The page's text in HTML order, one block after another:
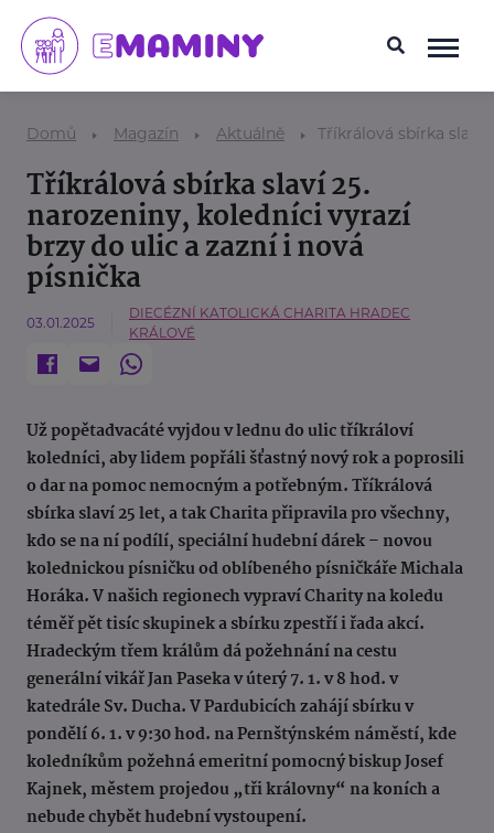
Domů Magazín Aktuálně Tříkrálová sbírka slaví
Tříkrálová sbírka slaví 25.
narozeniny, koledníci vyrazí
brzy do ulic a zazní i nová
písnička
03.01.2025
DIECÉZNÍ KATOLICKÁ CHARITA HRADEC
KRÁLOVÉ
Už popětadvacáté vyjdou v lednu do ulic tříkráloví
koledníci, aby lidem popřáli šťastný nový rok a poprosili
o dar na pomoc nemocným a potřebným. Tříkrálová
sbírka slaví 25 let, a tak Charita připravila pro všechny,
kdo se na ní podílí, speciální hudební dárek – novou
kolednickou písničku od oblíbeného písničkáře Michala
Horáka. V našich regionech vypraví Charity na koledu
téměř pět tisíc skupinek a sbírku zpestří i řada akcí.
Hradeckým třem králům dá požehnání na cestu
generální vikář Jan Paseka v úterý 7. 1. v 8 hod. v
katedrále Sv. Ducha. V Pardubicích zahájí sbírku v
pondělí 6. 1. v 9:30 hod. na Pernštýnském náměstí, kde
koledníkům požehná emeritní pomocný biskup Josef
Kajnek, městem projedou „tři královny“ na koních a
nebude chybět hudební vystoupení.